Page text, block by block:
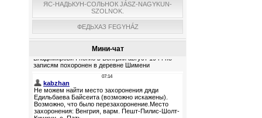
ЯС-НАДЬКУН-СОЛЬНОК JÁSZ-NAGYKUN-
SZOLNOK.
ФЕДЬХАЗ FEGYHÁZ
Мини-чат